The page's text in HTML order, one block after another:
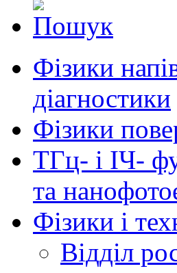
Фізики
діагностики
Фізики
ТГц- і ІЧ-
та
Фізики і
Відділ